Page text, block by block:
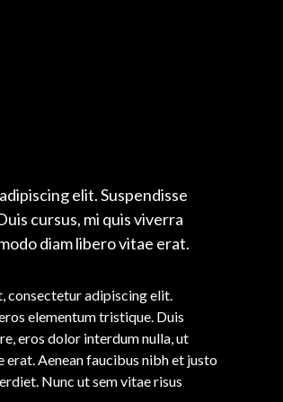
elit. Suspendisse
cursus, mi quis viverra
diam libero vitae erat.
consectetur adipiscing elit.
elementum tristique. Duis
eros dolor interdum nulla, ut
Aenean faucibus nibh et justo
Nunc ut sem vitae risus